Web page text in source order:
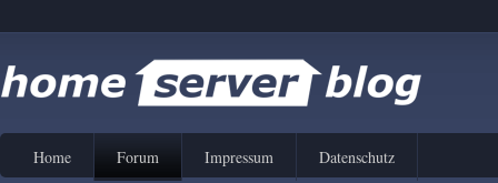
Home Forum Impressum Datenschutz